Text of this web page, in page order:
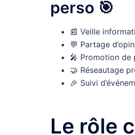
perso 🎯
📰 Veille
💬 Partage
🎤 Promotion de
🤝 Réseautage
🎉 Suivi
Le rôle